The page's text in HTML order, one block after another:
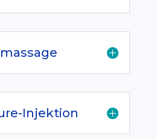
Injektion